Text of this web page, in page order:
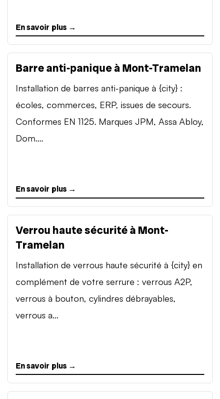
En savoir plus →
Barre anti-panique à Mont-Tramelan
Installation de barres anti-panique à {city} :
écoles, commerces, ERP, issues de secours.
Conformes EN 1125. Marques JPM, Assa Abloy,
Dom....
En savoir plus →
Verrou haute sécurité à Mont-
Tramelan
Installation de verrous haute sécurité à {city} en
complément de votre serrure : verrous A2P,
verrous à bouton, cylindres débrayables,
verrous a...
En savoir plus →